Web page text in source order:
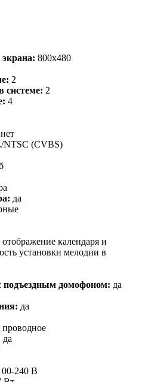
800x480
2
системе: 2
4
нет
NTSC (CVBS)
да
отображение календаря и
установки мелодии в
подъездным домофоном: да
да
проводное
да
240 В